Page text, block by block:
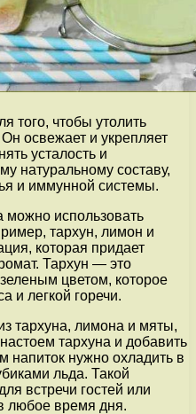
того, чтобы утолить
освежает и укрепляет
усталость и
натуральному составу,
и иммунной системы.
можно использовать
тархун, лимон и
которая придает
Тархун — это
цветом, которое
и легкой горечи.
тархуна, лимона и мяты,
тархуна и добавить
напиток нужно охладить в
льда. Такой
встречи гостей или
любое время дня.